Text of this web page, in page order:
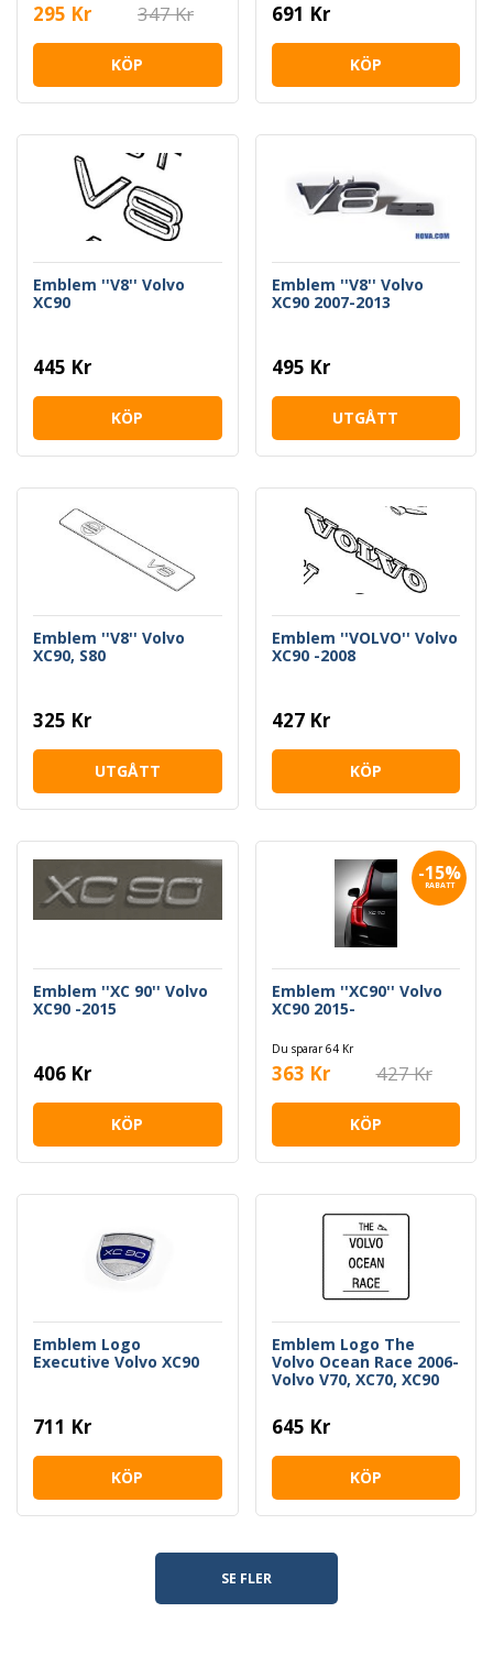
295 Kr 347 Kr
KÖP
691 Kr
KÖP
Emblem ''V8'' Volvo
XC90
445 Kr
KÖP
Emblem ''V8'' Volvo
XC90 2007-2013
495 Kr
UTGÅTT
Emblem ''V8'' Volvo
XC90, S80
325 Kr
UTGÅTT
Emblem ''VOLVO'' Volvo
XC90 -2008
427 Kr
KÖP
Emblem ''XC 90'' Volvo
XC90 -2015
406 Kr
KÖP
-15%
RABATT
Emblem ''XC90'' Volvo
XC90 2015-
Du sparar 64 Kr
363 Kr 427 Kr
KÖP
Emblem Logo
Executive Volvo XC90
711 Kr
KÖP
Emblem Logo The
Volvo Ocean Race 2006-
Volvo V70, XC70, XC90
645 Kr
KÖP
SE FLER